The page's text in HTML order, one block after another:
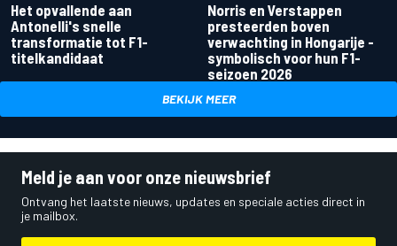
Het opvallende aan
Antonelli's snelle
transformatie tot F1-
titelkandidaat
Norris en Verstappen
presteerden boven
verwachting in Hongarije -
symbolisch voor hun F1-
seizoen 2026
BEKIJK MEER
Meld je aan voor onze nieuwsbrief
Ontvang het laatste nieuws, updates en speciale acties direct in
je mailbox.